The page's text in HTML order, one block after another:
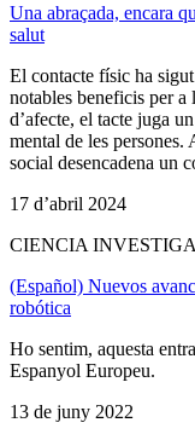
Una abraçada, encara
salut
El contacte físic ha
notables beneficis per a
d’afecte, el tacte juga
mental de les persones.
social desencadena un
17 d’abril 2024
CIENCIA
(Español) Nuevos
robótica
Ho sentim, aquesta
Espanyol Europeu.
13 de juny 2022